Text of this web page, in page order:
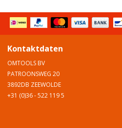
Kontaktdaten
OMTOOLS BV
PATROONSWEG 20
3892DB ZEEWOLDE
+31 (0)36 - 522 119 5